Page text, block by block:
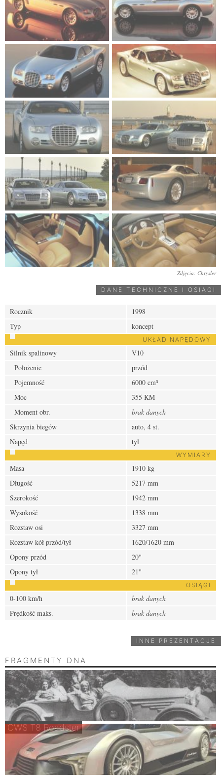
Zdjęcia: Chrysler
DANE TECHNICZNE I OSIĄGI
Rocznik
1998
Typ
koncept
UKŁAD NAPĘDOWY
Silnik spalinowy
V10
Położenie
przód
Pojemność
6000 cm³
Moc
355 KM
Moment obr.
brak danych
Skrzynia biegów
auto, 4 st.
Napęd
tył
WYMIARY
Masa
1910 kg
Długość
5217 mm
Szerokość
1942 mm
Wysokość
1338 mm
Rozstaw osi
3327 mm
Rozstaw kół przód/tył
1620/1620 mm
Opony przód
20''
Opony tył
21''
OSIĄGI
0-100 km/h
brak danych
Prędkość maks.
brak danych
INNE PREZENTACJE
FRAGMENTY DNA
CWS T8 Roadster